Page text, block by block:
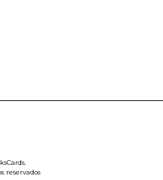
reservados